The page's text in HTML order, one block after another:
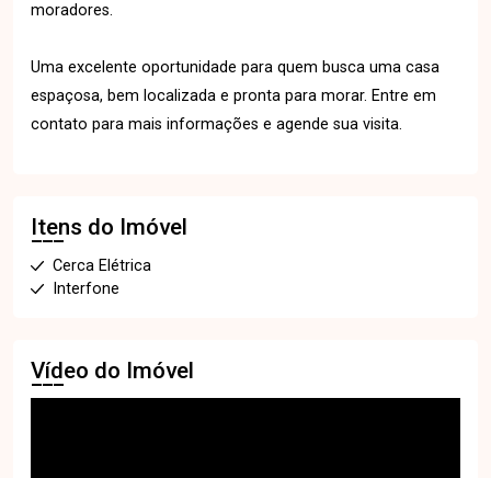
moradores.
Uma excelente oportunidade para quem busca uma casa
espaçosa, bem localizada e pronta para morar. Entre em
contato para mais informações e agende sua visita.
Itens do Imóvel
Cerca Elétrica
Interfone
Vídeo do Imóvel